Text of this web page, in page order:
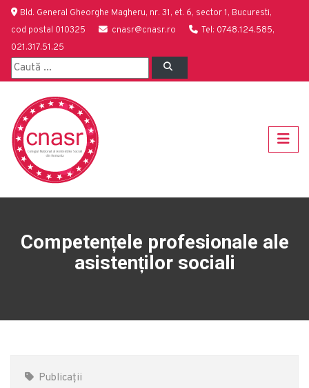
Bld. General Gheorghe Magheru, nr. 31, et. 6, sector 1, Bucuresti,
cod postal 010325
cnasr@cnasr.ro
Tel: 0748.124.585,
021.317.51.25
Competențele profesionale ale
asistenților sociali
Publicații